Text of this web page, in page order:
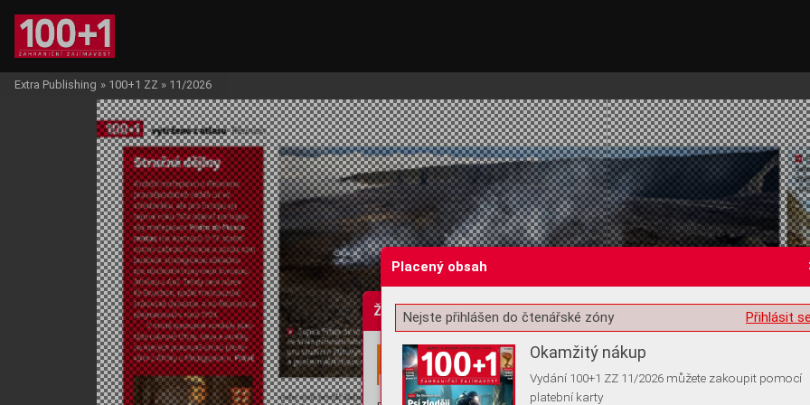
Žádost o souhlas s ukládáním volitelných informací
Extra Publishing » 100+1 ZZ » 11/2026
Placený obsah
Přihlásit
Nejste přihlášen do čtenářské zóny
Okamžitý nákup
Vydání 100+1 ZZ 11/2026 můžete zakoupit pomocí
platební karty